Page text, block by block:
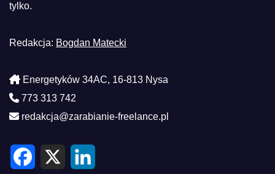
tylko.
Redakcja: Bogdan Matecki
Energetyków 34AC, 16-813 Nysa
773 313 742
redakcja@zarabianie-freelance.pl
F
X